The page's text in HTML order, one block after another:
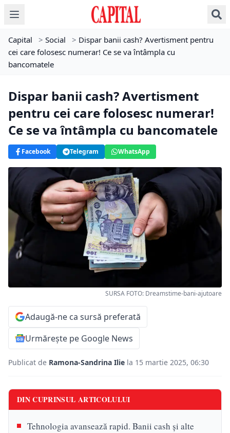
Capital > Social > Dispar banii cash? Avertisment pentru
cei care folosesc numerar! Ce se va întâmpla cu
bancomatele
Dispar banii cash? Avertisment
pentru cei care folosesc numerar!
Ce se va întâmpla cu bancomatele
Facebook Telegram WhatsApp
SURSA FOTO: Dreamstime-bani-ajutoare
Adaugă-ne ca sursă preferată
Urmărește pe Google News
Publicat de Ramona-Sandrina Ilie la 15 martie 2025, 06:30
DIN CUPRINSUL ARTICOLULUI
Tehnologia avansează rapid. Banii cash și alte